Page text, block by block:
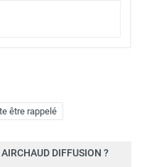
être rappelé
DIFFUSION ?